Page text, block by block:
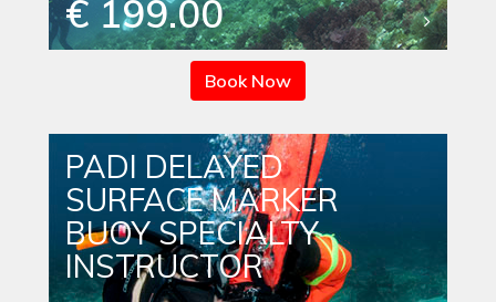
€ 199.00
Book Now
PADI DELAYED
SURFACE MARKER
BUOY SPECIALTY
INSTRUCTOR